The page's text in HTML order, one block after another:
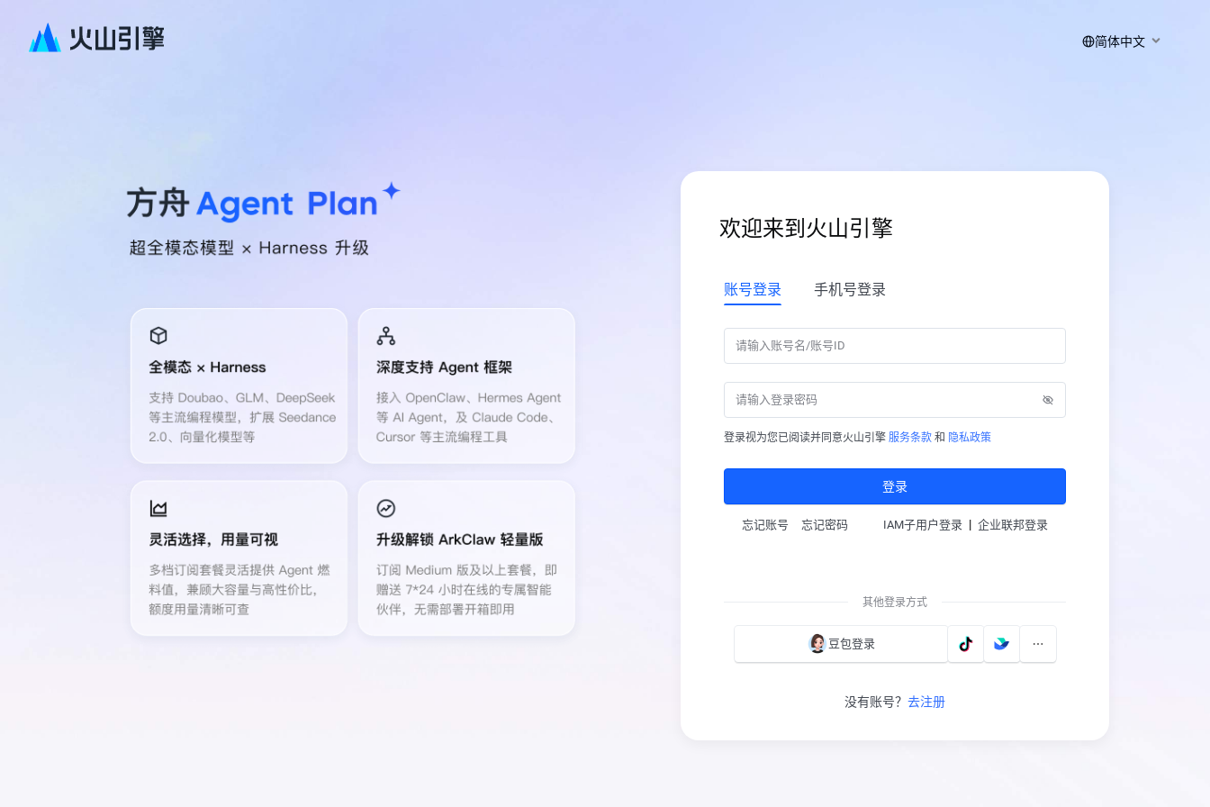
简体中文
欢迎来到火山引擎
账号登录 手机号登录
登录视为您已阅读并同意火山引擎 服务条款 和 隐私政策
登录
忘记账号 忘记密码 IAM子用户登录 | 企业联邦登录
其他登录方式
豆包登录
没有账号？ 去注册